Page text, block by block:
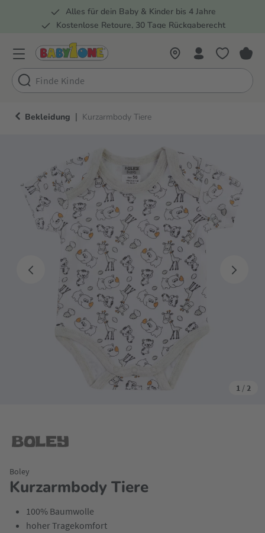
Zur Hauptnavigation springen
Alles für dein Baby & Kinder bis 4 Jahre
Kostenlose Retoure, 30 Tage Rückgaberecht
Bekleidung | Kurzarmbody Tiere
1 / 2
Kurzarmbody Tiere
Boley
100% Baumwolle
hoher Tragekomfort